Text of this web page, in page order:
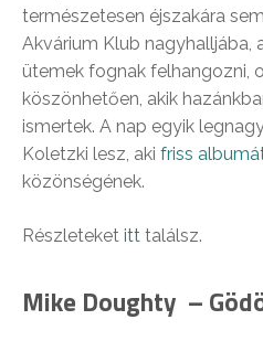
természetesen éjszakára
Akvárium Klub nagyhalljába,
ütemek fognak felhangozni,
köszönhetően, akik
ismertek. A nap egyik
Koletzki lesz, aki friss
közönségének.
Részleteket itt találsz.
Mike Doughty –